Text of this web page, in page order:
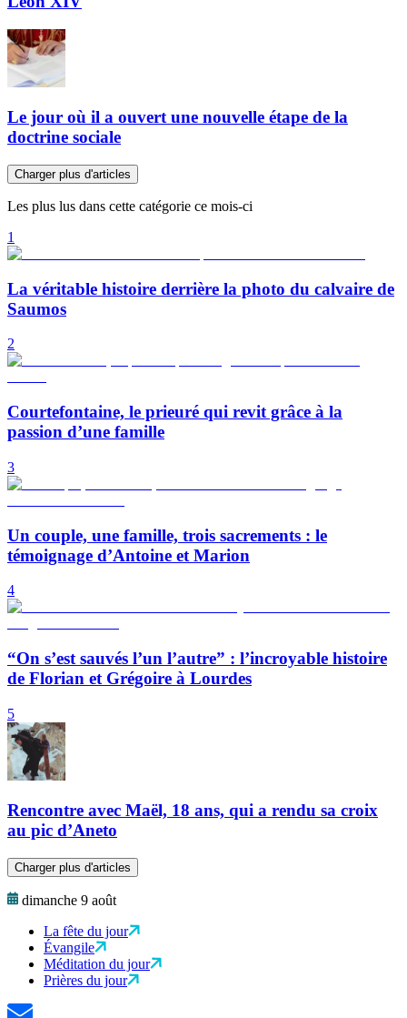
Le jour où il a ouvert une nouvelle étape de la
doctrine sociale
Charger plus d'articles
Les plus lus dans cette catégorie ce mois-ci
1
La véritable histoire derrière la photo du calvaire de
Saumos
2
Courtefontaine, le prieuré qui revit grâce à la
passion d’une famille
3
Un couple, une famille, trois sacrements : le
témoignage d’Antoine et Marion
4
“On s’est sauvés l’un l’autre” : l’incroyable histoire
de Florian et Grégoire à Lourdes
5
Rencontre avec Maël, 18 ans, qui a rendu sa croix
au pic d’Aneto
Charger plus d'articles
dimanche 9 août
La fête du jour
Évangile
Méditation du jour
Prières du jour